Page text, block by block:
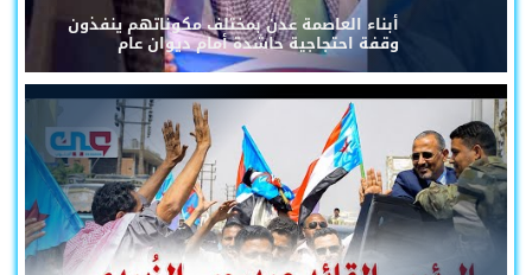
أبناء العاصمة عدن بمختلف مكوناتهم ينفذون
وقفة احتجاجية حاشدة أمام ديوان عام